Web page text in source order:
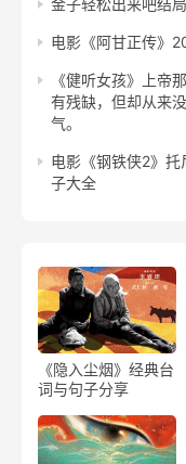
金子轻松出来吧结
电影《阿甘正传》
《健听女孩》上帝
有残缺，但却从来
气。
电影《钢铁侠2》
子大全
《隐入尘烟》经典台
词与句子分享